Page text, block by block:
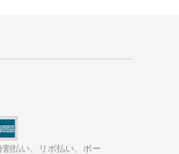
払い、リボ払い、ボー